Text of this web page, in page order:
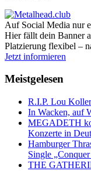
Auf Social Media nur
Hier fällt dein Banner
Platzierung flexibel –
Jetzt informieren
Meistgelesen
R.I.P. Lou
In Wacken, auf
MEGADETH
Konzerte in
Hamburger
Single
THE